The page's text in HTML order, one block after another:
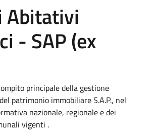
Abitativi
- SAP (ex
principale della gestione
patrimonio immobiliare S.A.P., nel
nazionale, regionale e dei
vigenti .